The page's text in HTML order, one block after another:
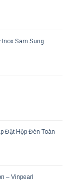
Sam Sung
Đặt Hộp Đèn Toàn
– Vinpearl